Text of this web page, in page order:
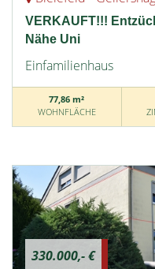
VERKAUFT!!!
Nähe Uni
Einfamilienhaus
77,86 m²
WOHNFLÄCHE
330.000,- €